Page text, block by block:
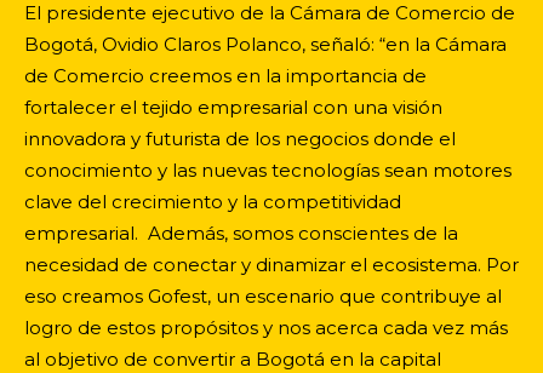
El presidente ejecutivo de la Cámara de Comercio de
Bogotá, Ovidio Claros Polanco, señaló: “en la Cámara
de Comercio creemos en la importancia de
fortalecer el tejido empresarial con una visión
innovadora y futurista de los negocios donde el
conocimiento y las nuevas tecnologías sean motores
clave del crecimiento y la competitividad
empresarial. Además, somos conscientes de la
necesidad de conectar y dinamizar el ecosistema. Por
eso creamos Gofest, un escenario que contribuye al
logro de estos propósitos y nos acerca cada vez más
al objetivo de convertir a Bogotá en la capital